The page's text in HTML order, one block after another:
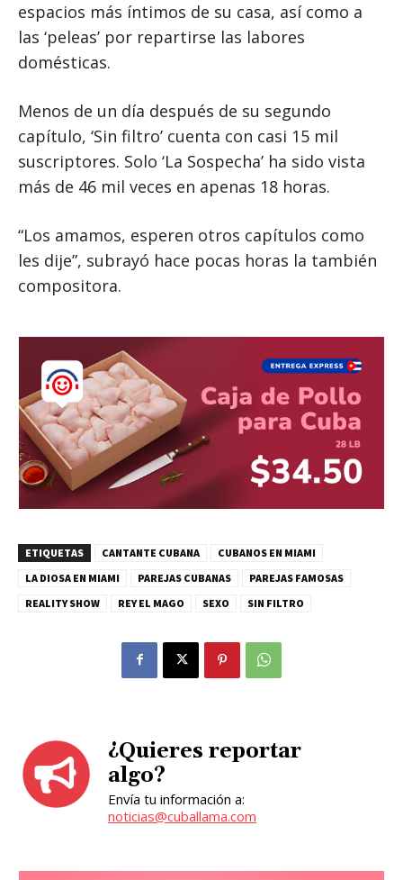
espacios más íntimos de su casa, así como a
las ‘peleas’ por repartirse las labores
domésticas.
Menos de un día después de su segundo
capítulo, ‘Sin filtro’ cuenta con casi 15 mil
suscriptores. Solo ‘La Sospecha’ ha sido vista
más de 46 mil veces en apenas 18 horas.
“Los amamos, esperen otros capítulos como
les dije”, subrayó hace pocas horas la también
compositora.
ETIQUETAS CANTANTE CUBANA
CUBANOS EN MIAMI
LA DIOSA EN MIAMI
PAREJAS CUBANAS
PAREJAS FAMOSAS
REALITY SHOW
REY EL MAGO SEXO SIN FILTRO
¿Quieres reportar
algo?
Envía tu información a:
noticias@cuballama.com